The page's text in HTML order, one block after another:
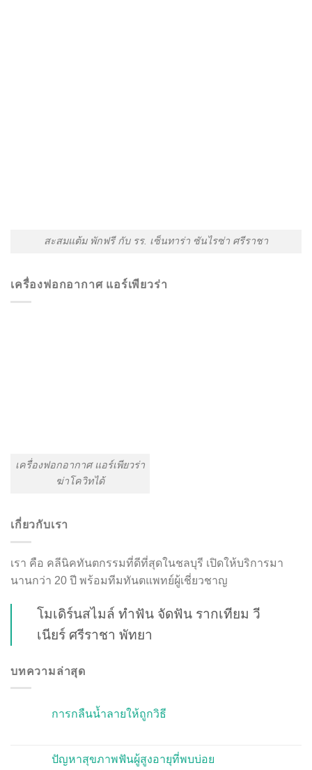
สะสมแต้ม พักฟรี กับ รร. เซ็นทาร่า ซันไรซ่า ศรีราชา
เครื่องฟอกอากาศ แอร์เพียวร่า
เครื่องฟอกอากาศ แอร์เพียวร่า
ฆ่าโควิทได้
เกี่ยวกับเรา
เรา คือ คลีนิคทันตกรรมที่ดีที่สุดในชลบุรี เปิดให้บริการมา
นานกว่า 20 ปี พร้อมทีมทันตแพทย์ผู้เชี่ยวชาญ
โมเดิร์นสไมล์ ทำฟัน จัดฟัน รากเทียม วี
เนียร์ ศรีราชา พัทยา
บทความล่าสุด
การกลืนน้ำลายให้ถูกวิธี
ปัญหาสุขภาพฟันผู้สูงอายุที่พบบ่อย